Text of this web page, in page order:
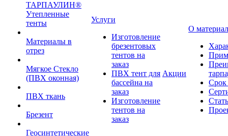
ТАРПАУЛИН®
Утепленные
тенты
Материалы в
отрез
Мягкое Стекло
(ПВХ оконная)
ПВХ ткань
Брезент
Геосинтетические
Услуги
Изготовление
брезентовых
тентов на
заказ
ПВХ тент для
бассейна на
заказ
Изготовление
тентов на
заказ
Акции
О